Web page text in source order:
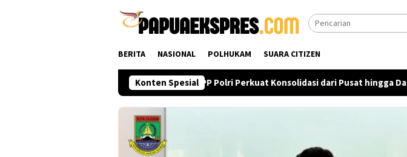
BERITA NASIONAL POLHUKAM SUARA CITIZEN
Konten SpesialKBPP Polri Perkuat Konsolidasi dari Pusat hingga Daerah